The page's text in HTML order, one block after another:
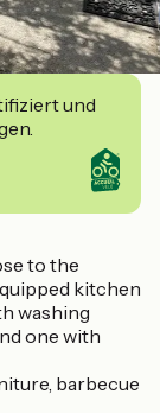
und
to the
kitchen
washing
one with
barbecue